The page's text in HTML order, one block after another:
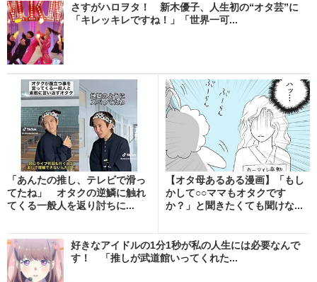
さすがハロヲタ！ 新木優子、人生初の“オタ芸”に
「キレッキレですね！」「世界一可...
「あんたの推し、テレビで滑っ
てたね」 オタクの逆鱗に触れ
てくる一般人を返り討ちに...
【オタ母あるある漫画】「もし
かして○○ママもオタクです
か？」と聞きたくても聞けな...
好きなアイドルの1分1秒が私の人生には必要なんで
す！ 「推しが武道館いってくれた...